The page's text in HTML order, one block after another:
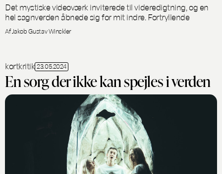
Det mystiske videoværk inviterede til videredigtning, og en
hel sagnverden åbnede sig for mit indre. Fortryllende
Af Jakob Gustav Winckler
kortkritik 23.05.2024
En sorg der ikke kan spejles i verden